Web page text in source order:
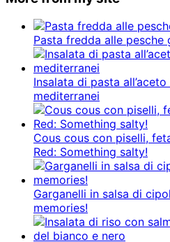
Pasta fredda alle pesche
Insalata di pasta
mediterranei
Cous cous con piselli,
Red: Something salty!
Garganelli in salsa di
memories!